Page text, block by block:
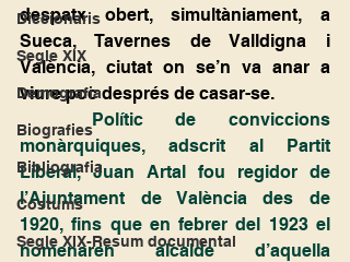
Diccionaris
Segle XIX
Demografia
Biografies
Bibliografia
Costums
Segle XIX-Resum documental
despatx obert, simultàniament, a
Sueca, Tavernes de Valldigna i
València, ciutat on se’n va anar a
viure poc després de casar-se.
	Polític de conviccions
monàrquiques, adscrit al Partit
Liberal, Juan Artal fou regidor de
l’Ajuntament de València des de
1920, fins que en febrer del 1923 el
nomenaren alcalde d’aquella